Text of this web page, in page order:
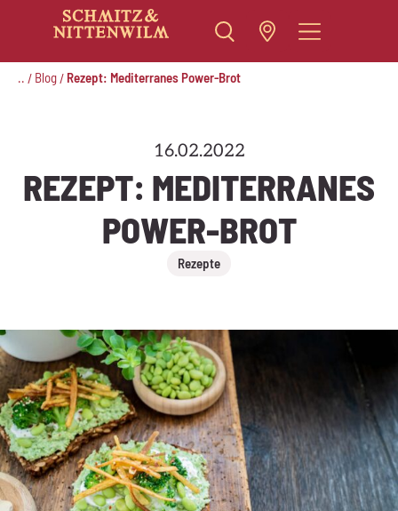
springen
.. / Blog / Rezept: Mediterranes Power-Brot
16.02.2022
REZEPT: MEDITERRANES
POWER-BROT
Rezepte